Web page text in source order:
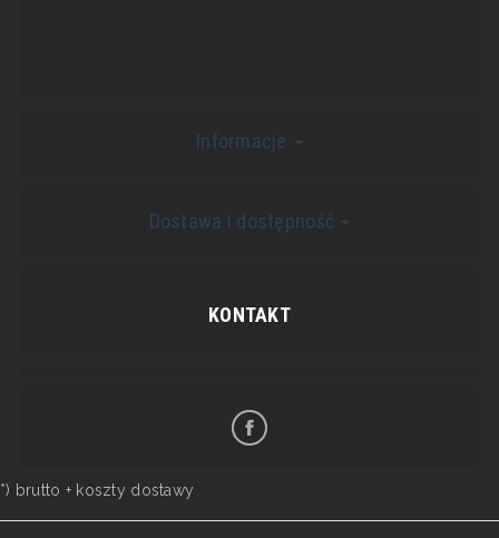
Informacje
Dostawa i dostępność
KONTAKT
*) brutto + koszty dostawy